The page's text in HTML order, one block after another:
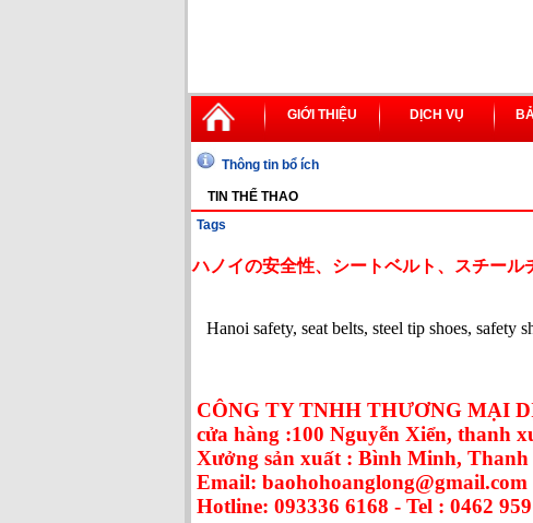
GIỚI THIỆU DỊCH VỤ
Thông tin bổ ích
TIN THỂ THAO
Tags
ハノイの安全性、シートベルト、スチー
Hanoi safety, seat belts, steel tip shoes, safety
CÔNG TY TNHH THƯƠNG MẠI
cửa hàng :100 Nguyễn Xiển, thanh
Xưởng sản xuất : Bình Minh,
Email: baohohoanglong@gmail.com
Hotline: 093336 6168 - Tel : 0462